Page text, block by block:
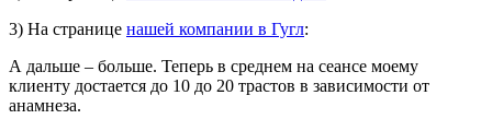
3) На странице нашей компании в Гугл:
А дальше – больше. Теперь в среднем на сеансе моему
клиенту достается до 10 до 20 трастов в зависимости от
анамнеза.